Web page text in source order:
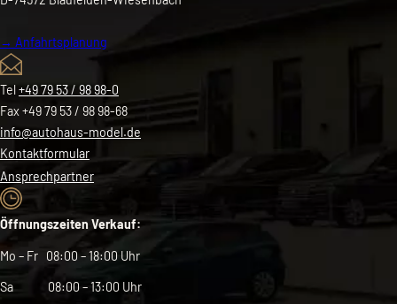
→ Anfahrtsplanung
Tel+49 79 53 / 98 98-0
Fax +49 79 53 / 98 98-68
info@autohaus-model.de
Kontaktformular
Ansprechpartner
Öffnungszeiten Verkauf:
Mo – Fr 08:00 – 18:00 Uhr
Sa 08:00 – 13:00 Uhr